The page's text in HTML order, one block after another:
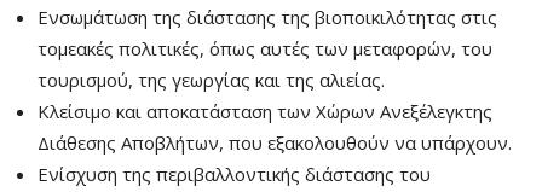
Ενσωμάτωση της διάστασης της βιοποικιλότητας στις
τομεακές πολιτικές, όπως αυτές των μεταφορών, του
τουρισμού, της γεωργίας και της αλιείας.
Κλείσιμο και αποκατάσταση των Χώρων Ανεξέλεγκτης
Διάθεσης Αποβλήτων, που εξακολουθούν να υπάρχουν.
Ενίσχυση της περιβαλλοντικής διάστασης του